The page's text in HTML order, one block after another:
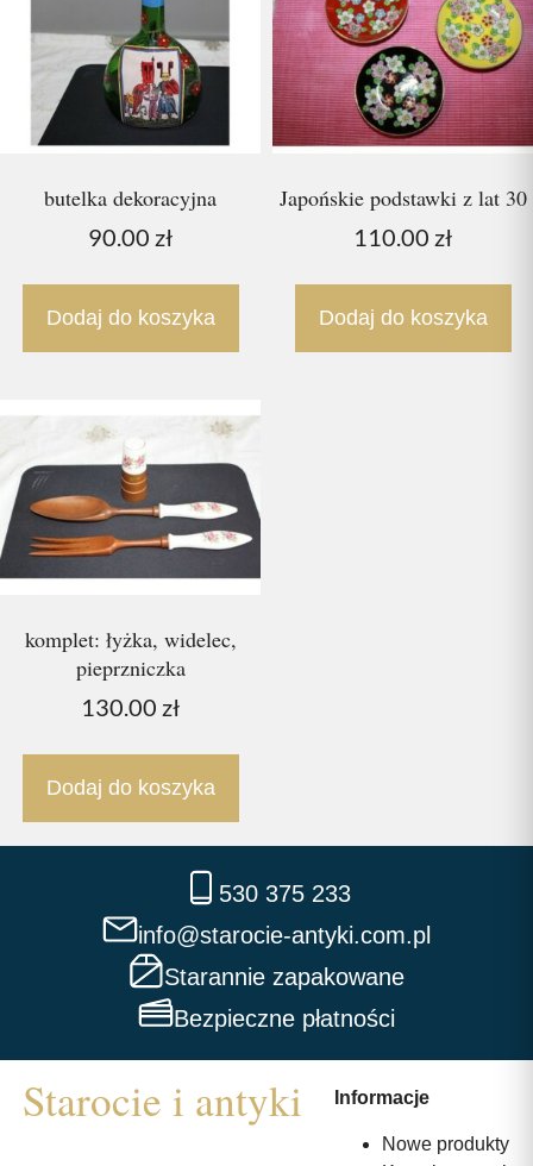
butelka dekoracyjna
90.00 zł
Dodaj do koszyka
Japońskie podstawki z lat 30
110.00 zł
Dodaj do koszyka
komplet: łyżka, widelec,
pieprzniczka
130.00 zł
Dodaj do koszyka
530 375 233
info@starocie-antyki.com.pl
Starannie zapakowane
Bezpieczne płatności
Informacje
Nowe produkty